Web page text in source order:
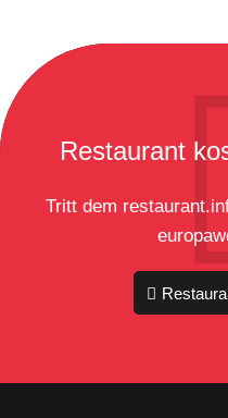
Restaurant
Tritt dem